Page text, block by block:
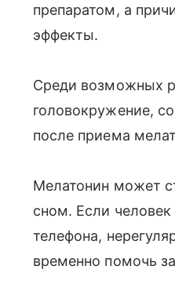
препаратом, а
эффекты.
Среди возможных
головокружение,
после приема
Мелатонин может
сном. Если человек
телефона,
временно помочь